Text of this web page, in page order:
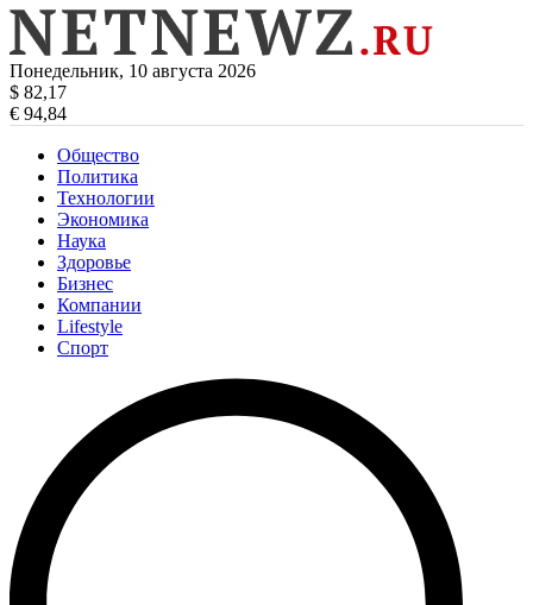
Понедельник, 10 августа 2026
$ 82,17
€ 94,84
Общество
Политика
Технологии
Экономика
Наука
Здоровье
Бизнес
Компании
Lifestyle
Спорт